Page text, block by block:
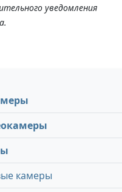
уведомления
камеры